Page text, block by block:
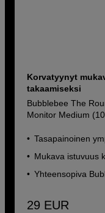
Korvatyynyt
takaamiseksi
Bubblebee The
Monitor Medium
Tasapainoinen
Mukava istuvuus
Yhteensopiva
29 EUR